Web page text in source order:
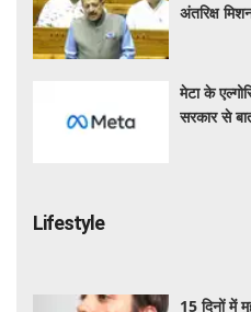
अंतरिक्ष
मेटा के
सरकार से
Lifestyle
15 दिनों में